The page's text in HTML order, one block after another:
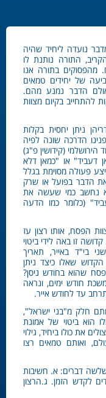
נועדה ליחיד שהיה
התורה נותנת לו
מהפסוקים בתורה אנו
של יחידים טמאים
הדבר נמנע מהם.
להתחייב בקיום מצוות
ניתן יחסית בקלות
הדרכה שונה לפיה
הירושלמי (קידושין פ"ג)
דעביד" או "כמאן דלא
פעולה מסוימת בגלל
הדבר בפועל או שרק
נחשב כמי שעשה את
(כלומר כמו הדעה
הפסח, אותו רצון עז
זו באה לידי ביטוי
בי"ד באייר, תאריך
שאלו כיצד ניתן
שהוא בחודש ניסן?
חודש ימים, ונראה
עד לחודש אייר.
חלק מ"בני ישראל",
הוא ביטוי של אמונת
את כולו ביחיד, גילוי
ואותם טמאים רצו
דברים: א. חשיבות
לקדש הזמן. ג.הרצון